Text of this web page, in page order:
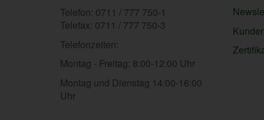
Telefon: 0711 / 777 750-1
Telefax: 0711 / 777 750-3
Telefonzeiten:
Montag - Freitag: 8:00-12:00 Uhr
Montag und Dienstag 14:00-16:00
Uhr